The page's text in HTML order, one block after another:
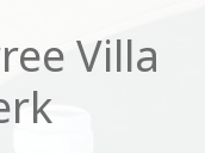
Villa